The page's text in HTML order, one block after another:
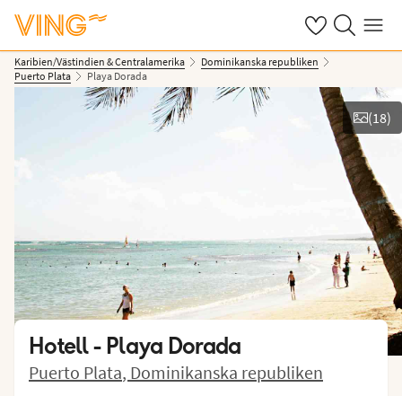
Se dinaSök på ving.se
Meny
Karibien/Västindien & Centralamerika
Dominikanska republiken
Puerto Plata
Playa Dorada
(18)
Hotell - Playa Dorada
Puerto Plata, Dominikanska republiken